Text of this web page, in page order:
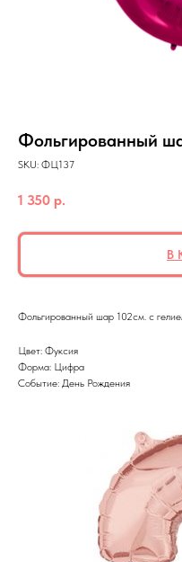
Фольгированный
SKU: ФЦ137
1 350 р.
В
Фольгированный шар 102см. с
Цвет: Фуксия
Форма: Цифра
Событие: День Рождения